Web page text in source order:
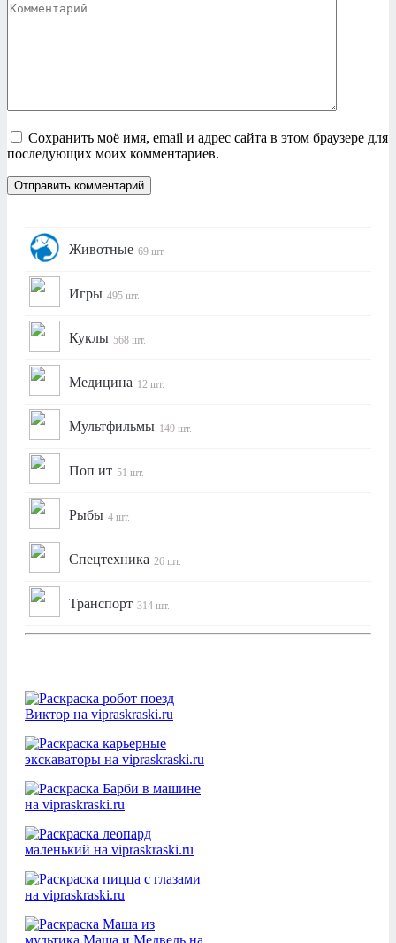
Сохранить моё имя, email и адрес сайта в этом браузере для
последующих моих комментариев.
Животные 69 шт.
Игры 495 шт.
Куклы 568 шт.
Медицина 12 шт.
Мультфильмы 149 шт.
Поп ит 51 шт.
Рыбы 4 шт.
Спецтехника 26 шт.
Транспорт 314 шт.